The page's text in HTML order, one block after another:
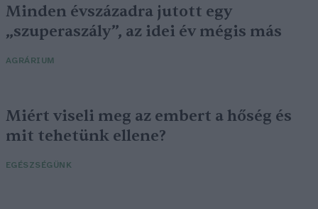
Minden évszázadra jutott egy
„szuperaszály”, az idei év mégis más
AGRÁRIUM
Miért viseli meg az embert a hőség és
mit tehetünk ellene?
EGÉSZSÉGÜNK